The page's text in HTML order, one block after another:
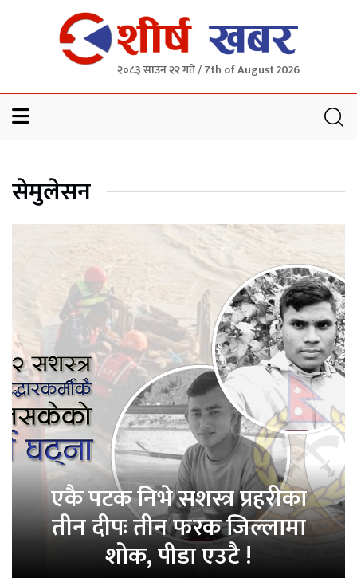
२०८३ साउन २२ गते / 7th of August 2026
सेमुलेसन
एकै पटक निभे सशस्त्र प्रहरीका
तीन दीपः तीन फरक जिल्लामा
शोक, पीडा एउटै !